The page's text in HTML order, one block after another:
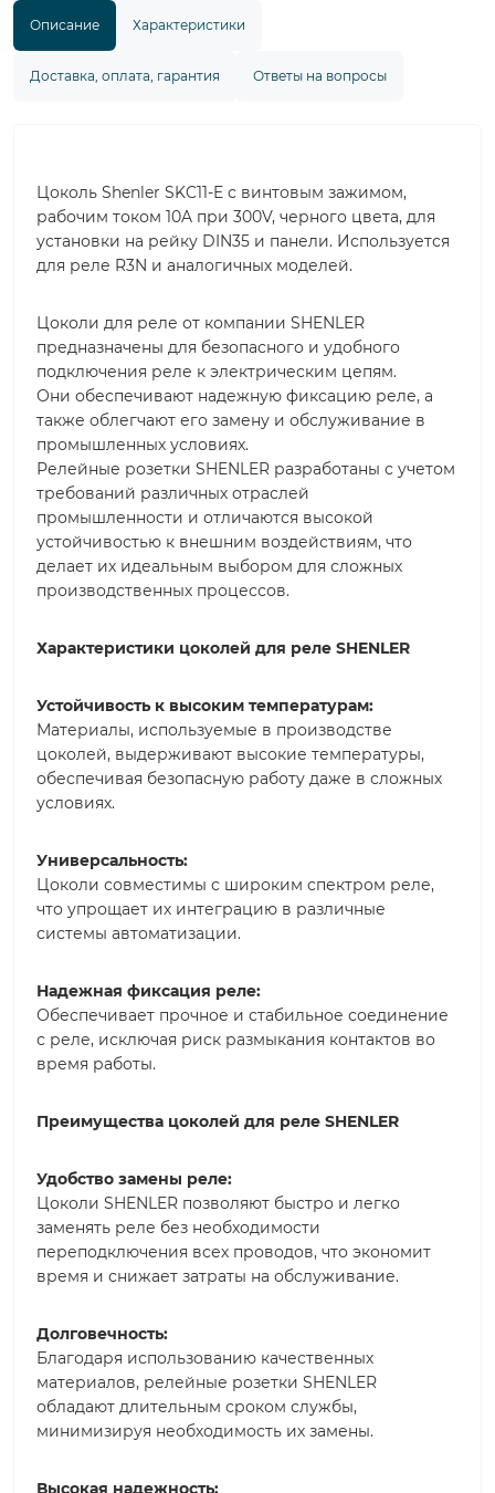
Описание Характеристики
Доставка, оплата, гарантия Ответы на вопросы
Цоколь Shenler SKC11-E с винтовым зажимом,
рабочим током 10A при 300V, черного цвета, для
установки на рейку DIN35 и панели. Используется
для реле R3N и аналогичных моделей.
Цоколи для реле от компании SHENLER
предназначены для безопасного и удобного
подключения реле к электрическим цепям.
Они обеспечивают надежную фиксацию реле, а
также облегчают его замену и обслуживание в
промышленных условиях.
Релейные розетки SHENLER разработаны с учетом
требований различных отраслей
промышленности и отличаются высокой
устойчивостью к внешним воздействиям, что
делает их идеальным выбором для сложных
производственных процессов.
Характеристики цоколей для реле SHENLER
Устойчивость к высоким температурам:
Материалы, используемые в производстве
цоколей, выдерживают высокие температуры,
обеспечивая безопасную работу даже в сложных
условиях.
Универсальность:
Цоколи совместимы с широким спектром реле,
что упрощает их интеграцию в различные
системы автоматизации.
Надежная фиксация реле:
Обеспечивает прочное и стабильное соединение
с реле, исключая риск размыкания контактов во
время работы.
Преимущества цоколей для реле SHENLER
Удобство замены реле:
Цоколи SHENLER позволяют быстро и легко
заменять реле без необходимости
переподключения всех проводов, что экономит
время и снижает затраты на обслуживание.
Долговечность:
Благодаря использованию качественных
материалов, релейные розетки SHENLER
обладают длительным сроком службы,
минимизируя необходимость их замены.